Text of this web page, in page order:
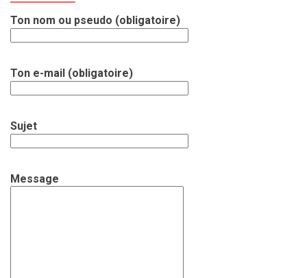
Ton nom ou pseudo (obligatoire)
Ton e-mail (obligatoire)
Sujet
Message